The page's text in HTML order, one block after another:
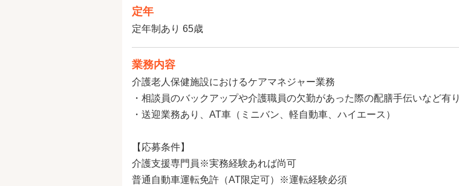
定年
定年制あり 65歳
業務内容
介護老人保健施設におけるケアマネジャー業務
・相談員のバックアップや介護職員の欠勤があった際の配膳手伝いなど有り
・送迎業務あり、AT車（ミニバン、軽自動車、ハイエース）
【応募条件】
介護支援専門員※実務経験あれば尚可
普通自動車運転免許（AT限定可）※運転経験必須